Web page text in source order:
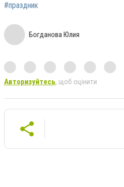
#праздник
Богданова Юлия
Авторизуйтесь, щоб оцінити